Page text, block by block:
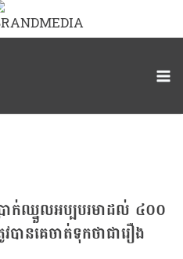
ាក់ឈ្នួលអប្បបរមាដល់ ៤០០
ានគេចាត់ទុកថាជារឿង